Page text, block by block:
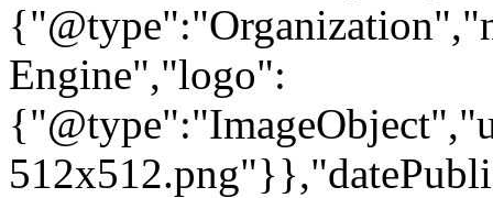
Engine","logo":